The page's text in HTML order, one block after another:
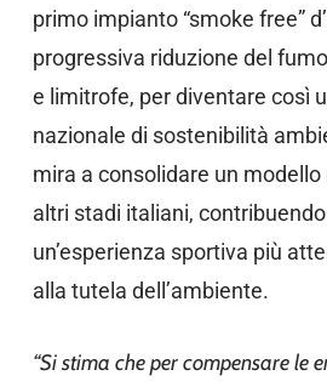
primo impianto “smoke free”
progressiva riduzione del
e limitrofe, per diventare così
nazionale di sostenibilità
mira a consolidare un
altri stadi italiani,
un’esperienza sportiva più
alla tutela dell’ambiente.
“Si stima che per compensare le